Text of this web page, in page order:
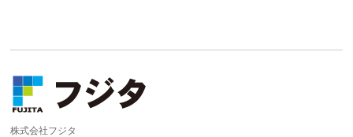
株式会社フジタ